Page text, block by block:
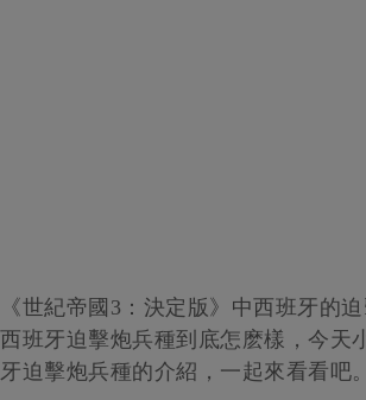
《世紀帝國3：決定版》中西班牙的
西班牙迫擊炮兵種到底怎麽樣，今天
牙迫擊炮兵種的介紹，一起來看看吧。